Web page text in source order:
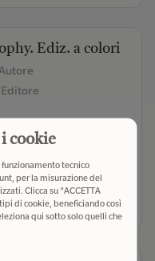
Ediz. a colori
cookie
tecnico
per la misurazione del
Clicca su "ACCETTA
di cookie, beneficiando così
qui sotto solo quelli che